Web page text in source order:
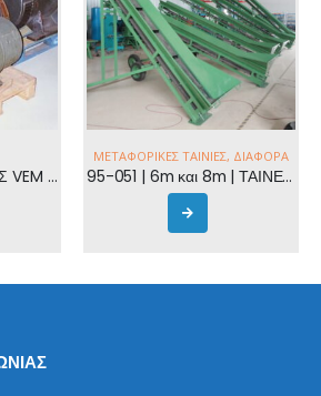
95-010 | ΓΕΝΝΗΤΡΙΕΣ VEM 20 KWA | VEM
ΜΕΤΑΦΟΡΙΚΈΣ ΤΑΙΝΊΕΣ, ΔΙΆΦΟΡΑ
95-051 | 6m και 8m | ΤΑΙΝΕΙΕΣ ΜΕΤΑΦΟΡΑΣ ΞΥΛΟΥ